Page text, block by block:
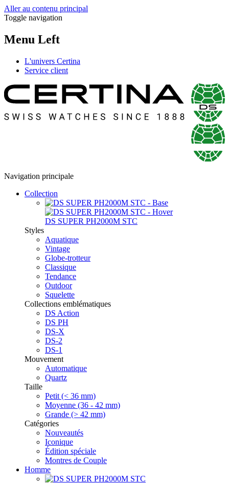
Aller au contenu principal
Toggle navigation
Menu Left
L'univers Certina
Service client
Navigation principale
Collection
DS SUPER PH2000M STC
Styles
Aquatique
Vintage
Globe-trotteur
Classique
Tendance
Outdoor
Squelette
Collections emblématiques
DS Action
DS PH
DS-X
DS-2
DS-1
Mouvement
Automatique
Quartz
Taille
Petit (< 36 mm)
Moyenne (36 - 42 mm)
Grande (> 42 mm)
Catégories
Nouveautés
Iconique
Édition spéciale
Montres de Couple
Homme